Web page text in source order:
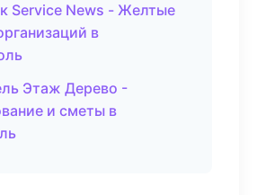
Service News - Желтые
в
Этаж Дерево -
и сметы в